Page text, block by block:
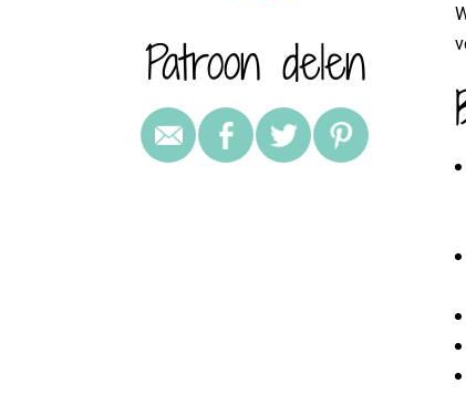
Patroon delen